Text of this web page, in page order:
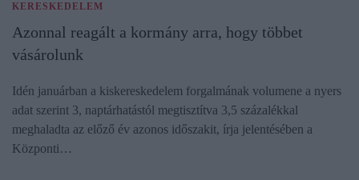
KERESKEDELEM
Azonnal reagált a kormány arra, hogy többet
vásárolunk
Idén januárban a kiskereskedelem forgalmának volumene a nyers
adat szerint 3, naptárhatástól megtisztítva 3,5 százalékkal
meghaladta az előző év azonos időszakit, írja jelentésében a
Központi…